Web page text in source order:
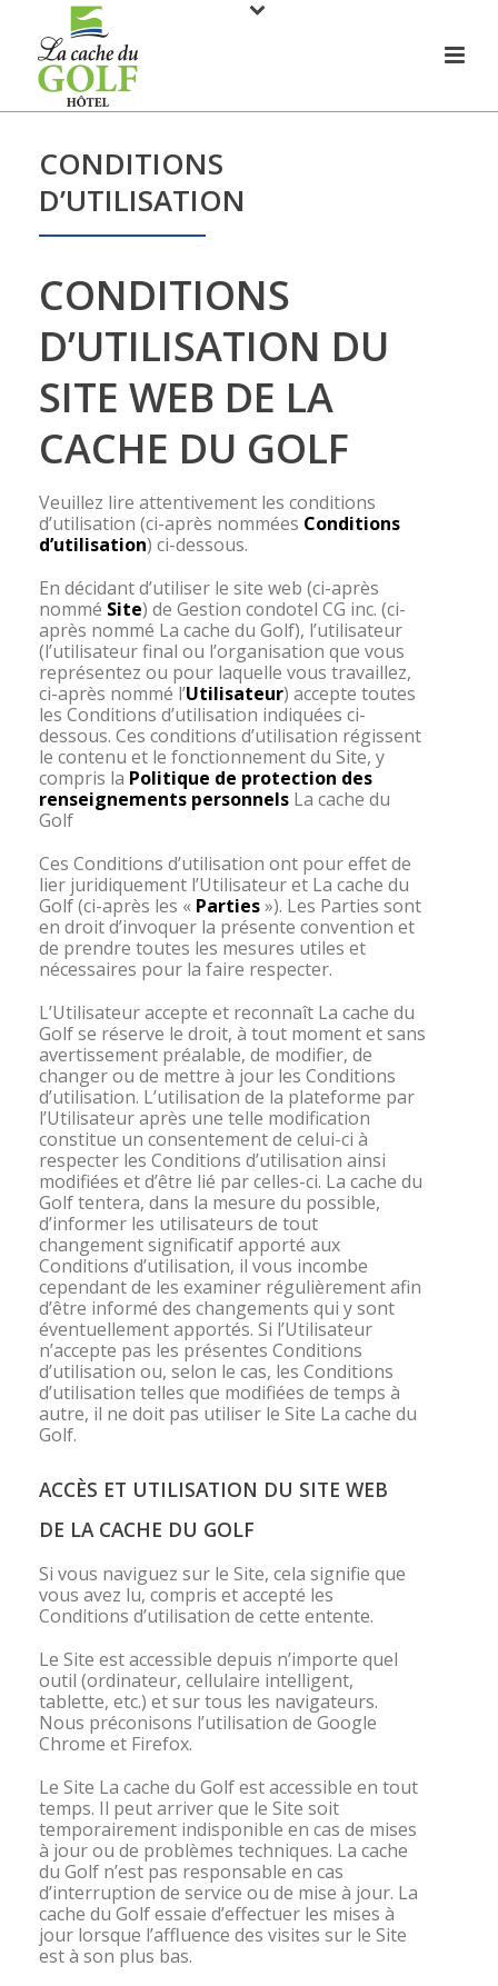
CONDITIONS
D’UTILISATION
CONDITIONS
D’UTILISATION DU
SITE WEB DE LA
CACHE DU GOLF
Veuillez lire attentivement les conditions
d’utilisation (ci-après nommées Conditions
d’utilisation) ci-dessous.
En décidant d’utiliser le site web (ci-après
nommé Site) de Gestion condotel CG inc. (ci-
après nommé La cache du Golf), l’utilisateur
(l’utilisateur final ou l’organisation que vous
représentez ou pour laquelle vous travaillez,
ci-après nommé l’Utilisateur) accepte toutes
les Conditions d’utilisation indiquées ci-
dessous. Ces conditions d’utilisation régissent
le contenu et le fonctionnement du Site, y
compris la Politique de protection des
renseignements personnels La cache du
Golf
Ces Conditions d’utilisation ont pour effet de
lier juridiquement l’Utilisateur et La cache du
Golf (ci-après les « Parties»). Les Parties sont
en droit d’invoquer la présente convention et
de prendre toutes les mesures utiles et
nécessaires pour la faire respecter.
L’Utilisateur accepte et reconnaît La cache du
Golf se réserve le droit, à tout moment et sans
avertissement préalable, de modifier, de
changer ou de mettre à jour les Conditions
d’utilisation. L’utilisation de la plateforme par
l’Utilisateur après une telle modification
constitue un consentement de celui-ci à
respecter les Conditions d’utilisation ainsi
modifiées et d’être lié par celles-ci. La cache du
Golf tentera, dans la mesure du possible,
d’informer les utilisateurs de tout
changement significatif apporté aux
Conditions d’utilisation, il vous incombe
cependant de les examiner régulièrement afin
d’être informé des changements qui y sont
éventuellement apportés. Si l’Utilisateur
n’accepte pas les présentes Conditions
d’utilisation ou, selon le cas, les Conditions
d’utilisation telles que modifiées de temps à
autre, il ne doit pas utiliser le Site La cache du
Golf.
ACCÈS ET UTILISATION DU SITE WEB
DE LA CACHE DU GOLF
Si vous naviguez sur le Site, cela signifie que
vous avez lu, compris et accepté les
Conditions d’utilisation de cette entente.
Le Site est accessible depuis n’importe quel
outil (ordinateur, cellulaire intelligent,
tablette, etc.) et sur tous les navigateurs.
Nous préconisons l’utilisation de Google
Chrome et Firefox.
Le Site La cache du Golf est accessible en tout
temps. Il peut arriver que le Site soit
temporairement indisponible en cas de mises
à jour ou de problèmes techniques. La cache
du Golf n’est pas responsable en cas
d’interruption de service ou de mise à jour. La
cache du Golf essaie d’effectuer les mises à
jour lorsque l’affluence des visites sur le Site
est à son plus bas.